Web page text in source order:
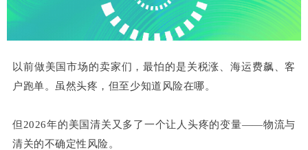
以前做美国市场的卖家们，最怕的是关税涨、海运费飙、客
户跑单。虽然头疼，但至少知道风险在哪。
但2026年的美国清关又多了一个让人头疼的变量——物流与
清关的不确定性风险。